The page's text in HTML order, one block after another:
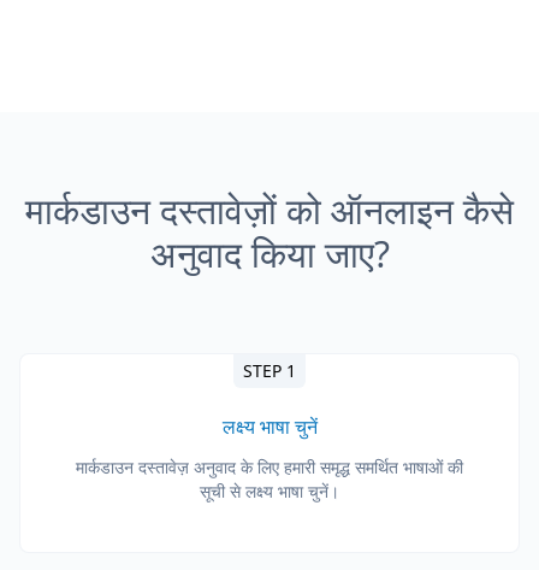
मार्कडाउन दस्तावेज़ों को ऑनलाइन कैसे
अनुवाद किया जाए?
STEP 1
लक्ष्य भाषा चुनें
मार्कडाउन दस्तावेज़ अनुवाद के लिए हमारी समृद्ध समर्थित भाषाओं की
सूची से लक्ष्य भाषा चुनें।